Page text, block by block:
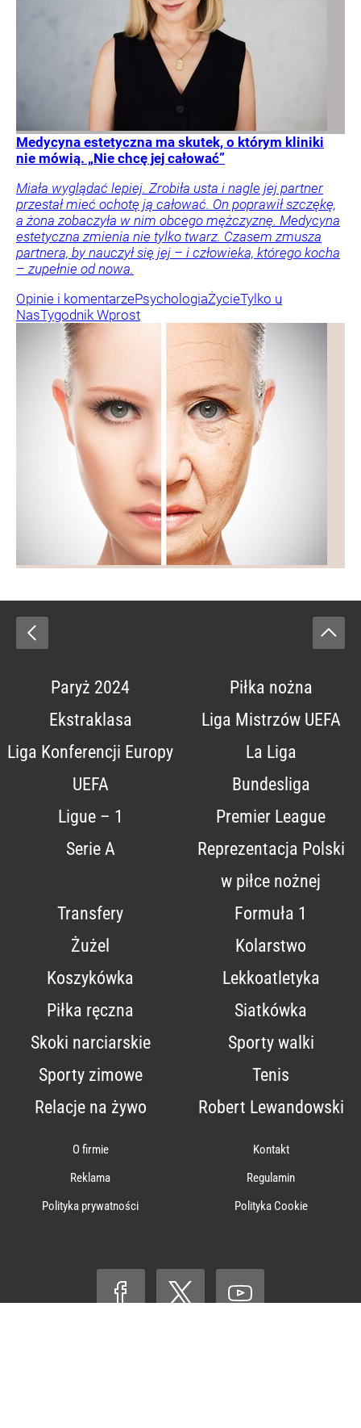
Medycyna estetyczna ma skutek, o którym kliniki
nie mówią. „Nie chcę jej całować”
Miała wyglądać lepiej. Zrobiła usta i nagle jej partner
przestał mieć ochotę ją całować. On poprawił szczękę,
a żona zobaczyła w nim obcego mężczyznę. Medycyna
estetyczna zmienia nie tylko twarz. Czasem zmusza
partnera, by nauczył się jej – i człowieka, którego kocha
– zupełnie od nowa.
Opinie i komentarzePsychologiaŻycieTylko u
NasTygodnik Wprost
Paryż 2024
Piłka nożna
Ekstraklasa
Liga Mistrzów UEFA
Liga Konferencji Europy
UEFA
La Liga
Bundesliga
Ligue – 1
Premier League
Serie A
Reprezentacja Polski
w piłce nożnej
Transfery
Formuła 1
Żużel
Kolarstwo
Koszykówka
Lekkoatletyka
Piłka ręczna
Siatkówka
Skoki narciarskie
Sporty walki
Sporty zimowe
Tenis
Relacje na żywo
Robert Lewandowski
O firmie
Kontakt
Reklama
Regulamin
Polityka prywatności
Polityka Cookie